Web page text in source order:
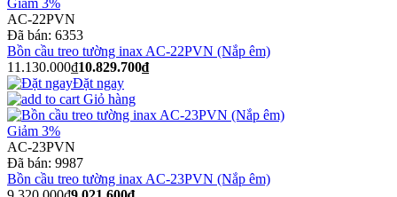
AC-22PVN
Đã bán: 6353
Bồn cầu treo tường inax AC-22PVN (Nắp êm)
11.130.000₫10.829.700₫
Đặt ngay
Giỏ hàng
Giảm 3%
AC-23PVN
Đã bán: 9987
Bồn cầu treo tường inax AC-23PVN (Nắp êm)